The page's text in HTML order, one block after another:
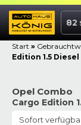
82
Start »
Edition 1.5 Diesel
Opel Combo
Cargo Edition
Sofort